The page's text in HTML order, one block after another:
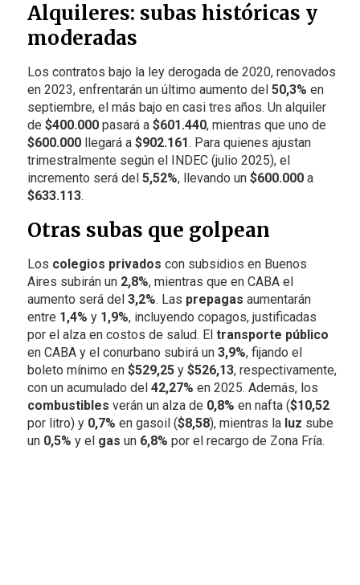
Alquileres: subas históricas y
moderadas
Los contratos bajo la ley derogada de 2020, renovados
en 2023, enfrentarán un último aumento del 50,3% en
septiembre, el más bajo en casi tres años. Un alquiler
de $400.000pasará a $601.440, mientras que uno de
$600.000llegará a $902.161. Para quienes ajustan
trimestralmente según el INDEC (julio 2025), el
incremento será del 5,52%, llevando un $600.000a
$633.113.
Otras subas que golpean
Los colegios privados con subsidios en Buenos
Aires subirán un 2,8%, mientras que en CABA el
aumento será del 3,2%. Las prepagas aumentarán
entre 1,4% y 1,9%, incluyendo copagos, justificadas
por el alza en costos de salud. El transporte público
en CABA y el conurbano subirá un 3,9%, fijando el
boleto mínimo en $529,25y $526,13, respectivamente,
con un acumulado del 42,27% en 2025. Además, los
combustibles verán un alza de 0,8% en nafta ($10,52
por litro) y 0,7% en gasoil ($8,58), mientras la luz sube
un 0,5% y el gas un 6,8% por el recargo de Zona Fría.